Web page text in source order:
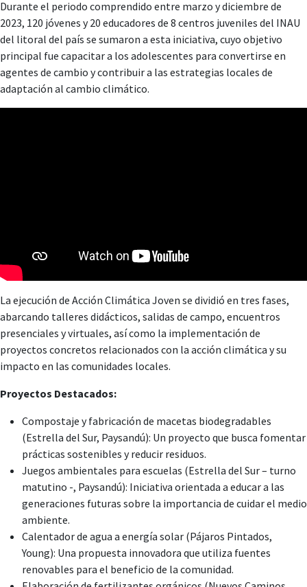
Durante el periodo comprendido entre marzo y diciembre de
2023, 120 jóvenes y 20 educadores de 8 centros juveniles del INAU
del litoral del país se sumaron a esta iniciativa, cuyo objetivo
principal fue capacitar a los adolescentes para convertirse en
agentes de cambio y contribuir a las estrategias locales de
adaptación al cambio climático.
La ejecución de Acción Climática Joven se dividió en tres fases,
abarcando talleres didácticos, salidas de campo, encuentros
presenciales y virtuales, así como la implementación de
proyectos concretos relacionados con la acción climática y su
impacto en las comunidades locales.
Proyectos Destacados:
Compostaje y fabricación de macetas biodegradables
(Estrella del Sur, Paysandú): Un proyecto que busca fomentar
prácticas sostenibles y reducir residuos.
Juegos ambientales para escuelas (Estrella del Sur – turno
matutino -, Paysandú): Iniciativa orientada a educar a las
generaciones futuras sobre la importancia de cuidar el medio
ambiente.
Calentador de agua a energía solar (Pájaros Pintados,
Young): Una propuesta innovadora que utiliza fuentes
renovables para el beneficio de la comunidad.